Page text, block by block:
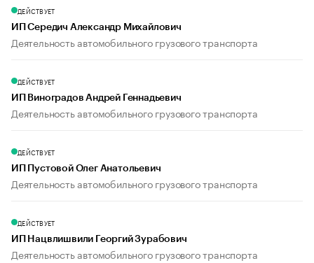
ДЕЙСТВУЕТ
ИП Середич Александр Михайлович
Деятельность автомобильного грузового транспорта
ДЕЙСТВУЕТ
ИП Виноградов Андрей Геннадьевич
Деятельность автомобильного грузового транспорта
ДЕЙСТВУЕТ
ИП Пустовой Олег Анатольевич
Деятельность автомобильного грузового транспорта
ДЕЙСТВУЕТ
ИП Нацвлишвили Георгий Зурабович
Деятельность автомобильного грузового транспорта